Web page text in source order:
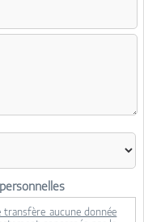
transfère aucune donnée